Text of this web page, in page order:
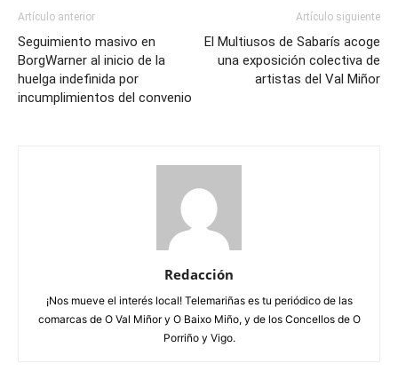
Artículo anterior
Seguimiento masivo en
BorgWarner al inicio de la
huelga indefinida por
incumplimientos del convenio
Artículo siguiente
El Multiusos de Sabarís acoge
una exposición colectiva de
artistas del Val Miñor
Redacción
¡Nos mueve el interés local! Telemariñas es tu periódico de las
comarcas de O Val Miñor y O Baixo Miño, y de los Concellos de O
Porriño y Vigo.